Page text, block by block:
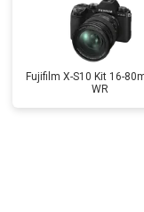
Fujifilm X-S10 Kit 16-
WR